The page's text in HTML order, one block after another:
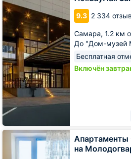
9.3 2 334
Самара, 1.2 км
До "Дом-музей
Бесплатная
Включён
Апартаменты
на
Апартаменты
CityLife